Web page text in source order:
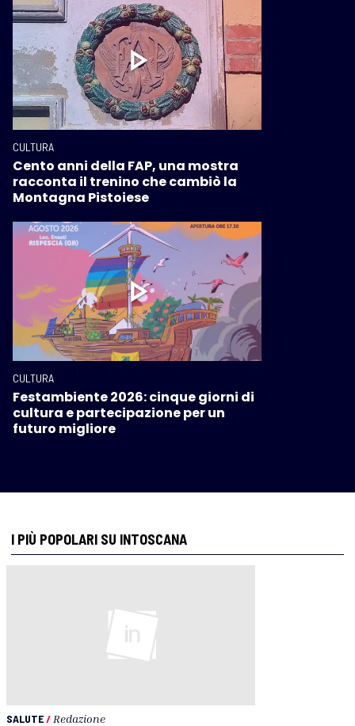
CULTURA
Cento anni della FAP, una mostra
racconta il trenino che cambiò la
Montagna Pistoiese
CULTURA
Festambiente 2026: cinque giorni di
cultura e partecipazione per un
futuro migliore
I PIÙ POPOLARI SU INTOSCANA
SALUTE/ Redazione